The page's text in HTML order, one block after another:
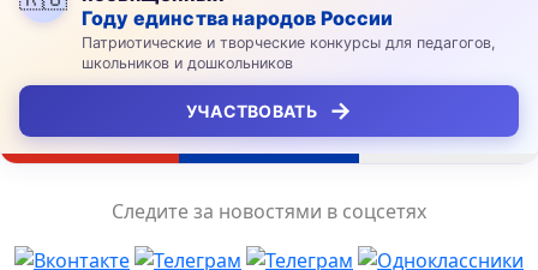
Году единства народов России
Патриотические и творческие конкурсы для педагогов,
школьников и дошкольников
УЧАСТВОВАТЬ →
Следите за новостями в соцсетях